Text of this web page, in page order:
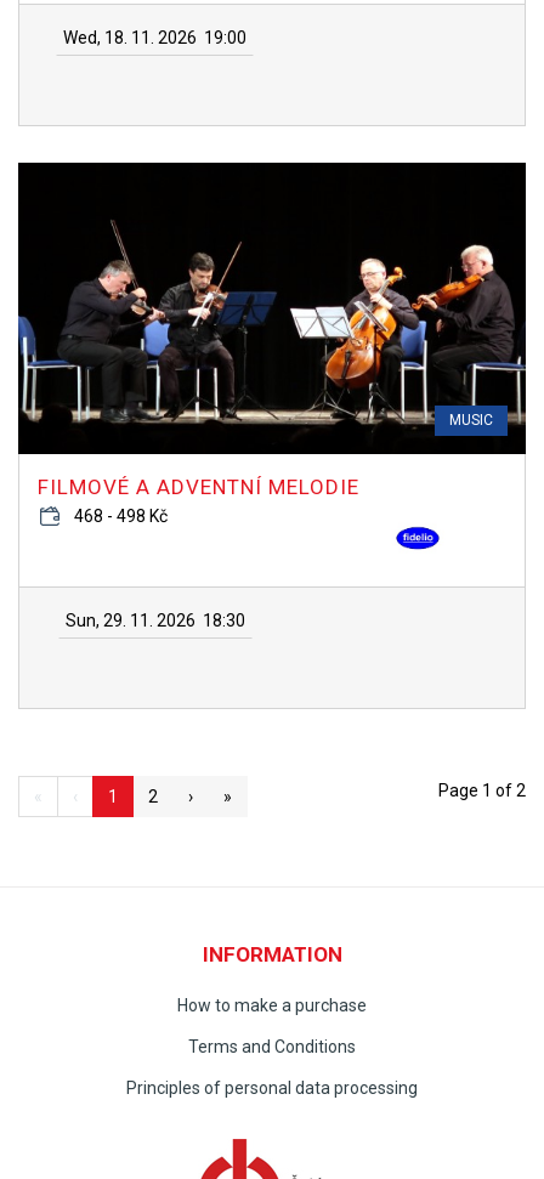
Wed, 18. 11. 2026 19:00
MUSIC
FILMOVÉ A ADVENTNÍ MELODIE
468 - 498 Kč
Sun, 29. 11. 2026 18:30
« ‹ 1 2 › » Page 1 of 2
INFORMATION
How to make a purchase
Terms and Conditions
Principles of personal data processing